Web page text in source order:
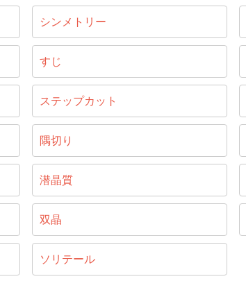
シンメトリー
すじ
ステップカット
隅切り
潜晶質
双晶
ソリテール